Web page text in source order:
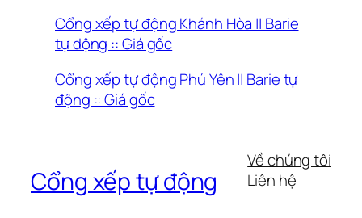
Cổng xếp tự động Khánh Hòa || Barie
tự động :: Giá gốc
Cổng xếp tự động Phú Yên || Barie tự
động :: Giá gốc
Cổng xếp tự động
Về chúng tôi
Liên hệ